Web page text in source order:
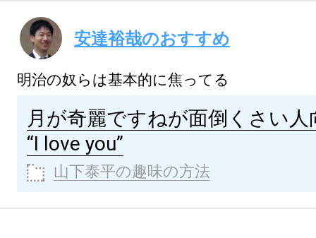
安達裕哉のおすすめ
明治の奴らは基本的に焦ってる
月が奇麗ですねが面倒くさい人
“I love you”
山下泰平の趣味の方法